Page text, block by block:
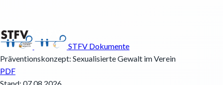
STFV Dokumente
Präventionskonzept: Sexualisierte Gewalt im Verein
PDF